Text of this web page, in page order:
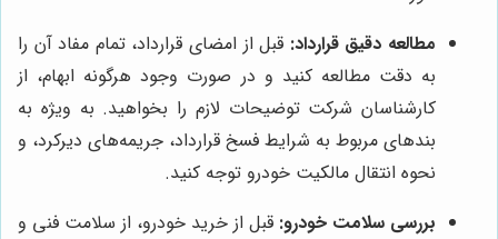
مطالعه دقیق قرارداد: قبل از امضای قرارداد، تمام مفاد آن را
به دقت مطالعه کنید و در صورت وجود هرگونه ابهام، از
کارشناسان شرکت توضیحات لازم را بخواهید. به ویژه به
بندهای مربوط به شرایط فسخ قرارداد، جریمه‌های دیرکرد، و
نحوه انتقال مالکیت خودرو توجه کنید.
بررسی سلامت خودرو: قبل از خرید خودرو، از سلامت فنی و